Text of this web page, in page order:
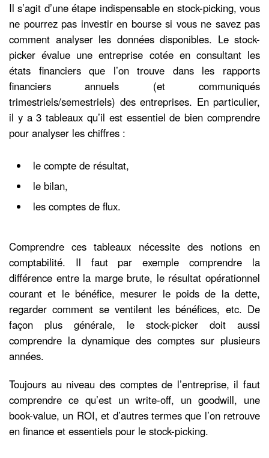
Il s’agit d’une étape indispensable en stock-picking, vous
ne pourrez pas investir en bourse si vous ne savez pas
comment analyser les données disponibles. Le stock-
picker évalue une entreprise cotée en consultant les
états financiers que l’on trouve dans les rapports
financiers annuels (et communiqués
trimestriels/semestriels) des entreprises. En particulier,
il y a 3 tableaux qu’il est essentiel de bien comprendre
pour analyser les chiffres :
le compte de résultat,
le bilan,
les comptes de flux.
Comprendre ces tableaux nécessite des notions en
comptabilité. Il faut par exemple comprendre la
différence entre la marge brute, le résultat opérationnel
courant et le bénéfice, mesurer le poids de la dette,
regarder comment se ventilent les bénéfices, etc. De
façon plus générale, le stock-picker doit aussi
comprendre la dynamique des comptes sur plusieurs
années.
Toujours au niveau des comptes de l’entreprise, il faut
comprendre ce qu’est un write-off, un goodwill, une
book-value, un ROI, et d’autres termes que l’on retrouve
en finance et essentiels pour le stock-picking.